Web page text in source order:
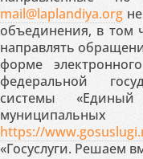
mail@laplandiya.org
объединения, в том
направлять
форме
федеральной
системы
https://
«Госуслуги. Решаем